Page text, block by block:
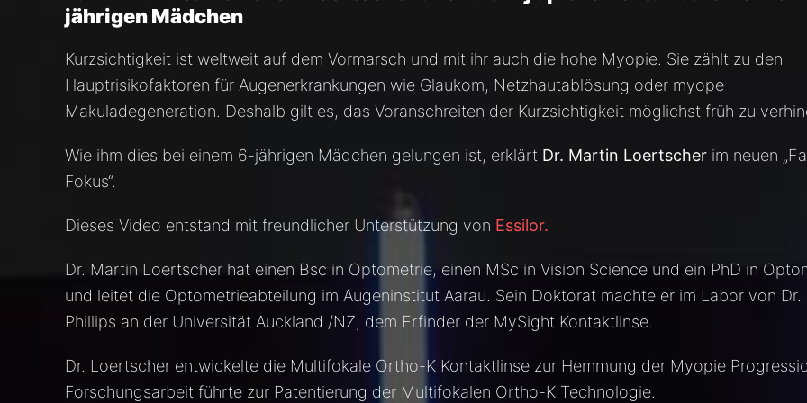
jährigen Mädchen
Kurzsichtigkeit ist weltweit auf dem Vormarsch und mit ihr auch die hohe Myopie. Sie zählt zu den
Hauptrisikofaktoren für Augenerkrankungen wie Glaukom, Netzhautablösung oder myope
Makuladegeneration. Deshalb gilt es, das Voranschreiten der Kurzsichtigkeit möglichst früh zu
Wie ihm dies bei einem 6-jährigen Mädchen gelungen ist, erklärt Dr. Martin Loertscher im neuen
Fokus“.
Dieses Video entstand mit freundlicher Unterstützung von Essilor.
Dr. Martin Loertscher hat einen Bsc in Optometrie, einen MSc in Vision Science und ein PhD in
und leitet die Optometrieabteilung im Augeninstitut Aarau. Sein Doktorat machte er im Labor von Dr.
Phillips an der Universität Auckland /NZ, dem Erfinder der MySight Kontaktlinse.
Dr. Loertscher entwickelte die Multifokale Ortho-K Kontaktlinse zur Hemmung der Myopie
Forschungsarbeit führte zur Patentierung der Multifokalen Ortho-K Technologie.